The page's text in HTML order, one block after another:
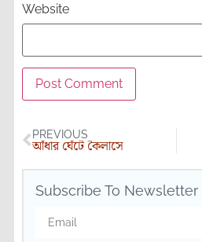
Website
PREVIOUS
আঁধার ঘেঁটে কৈলাসে
Subscribe To Newsletter